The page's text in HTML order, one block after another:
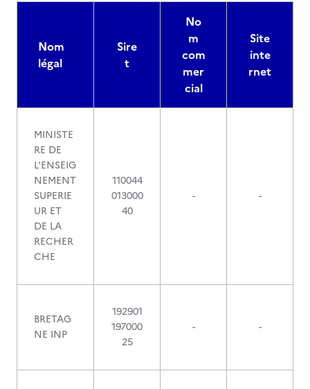
Nom
légal
Sire
t
No
m
com
mer
cial
Site
inte
rnet
MINISTE
RE DE
L'ENSEIG
NEMENT
SUPERIE
UR ET
DE LA
RECHER
CHE
110044
013000
40
- -
BRETAG
NE INP
192901
197000
25
- -